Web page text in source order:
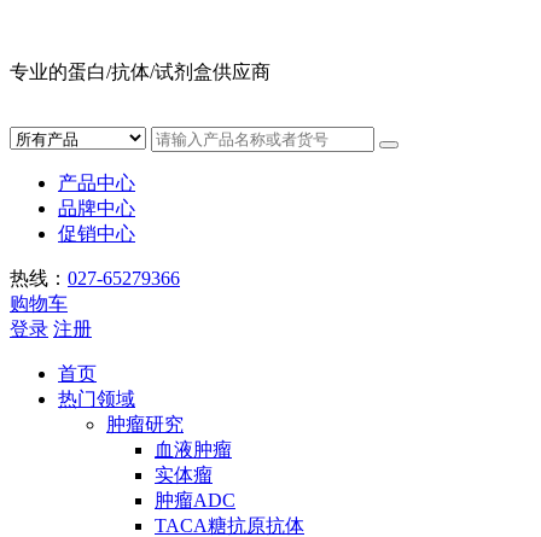
专业的蛋白/抗体/试剂盒供应商
产品中心
品牌中心
促销中心
热线： 027-65279366
购物车
登录 注册
首页
热门领域
肿瘤研究
血液肿瘤
实体瘤
肿瘤ADC
TACA糖抗原抗体